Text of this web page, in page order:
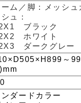
ーム／脚：メッシュ
ュ：
ブラック
ホワイト
ダークグレー
～
ンダードカラー